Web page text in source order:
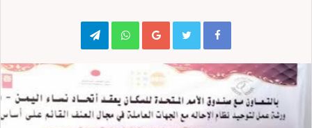
Google+
WhatsApp
Telegram